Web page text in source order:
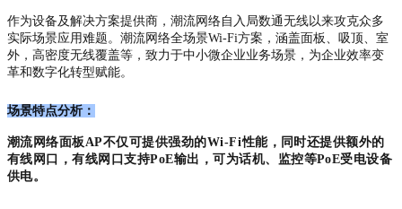
作为设备及解决方案提供商，潮流网络自入局数通无线以来攻克众多
实际场景应用难题。潮流网络全场景Wi-Fi方案，涵盖面板、吸顶、室
外，高密度无线覆盖等，致力于中小微企业业务场景，为企业效率变
革和数字化转型赋能。
场景特点分析：
潮流网络面板AP不仅可提供强劲的Wi-Fi性能，同时还提供额外的
有线网口，有线网口支持PoE输出，可为话机、监控等PoE受电设备
供电。